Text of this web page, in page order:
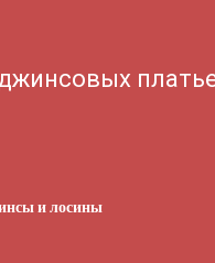
и лосины